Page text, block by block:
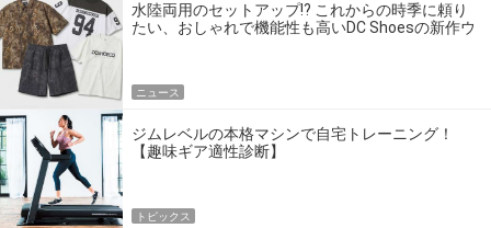
水陸両用のセットアップ!? これからの時季に頼り
たい、おしゃれで機能性も高いDC Shoesの新作ウ
ニュース
ジムレベルの本格マシンで自宅トレーニング！
【趣味ギア適性診断】
トピックス